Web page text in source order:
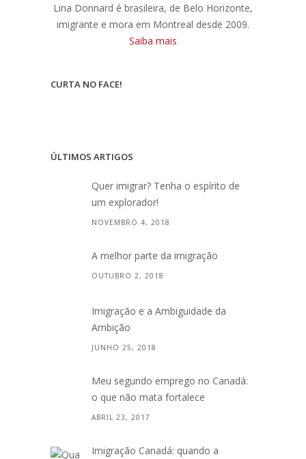
Lina Donnard é brasileira, de Belo Horizonte,
imigrante e mora em Montreal desde 2009.
Saiba mais
CURTA NO FACE!
ÚLTIMOS ARTIGOS
Quer imigrar? Tenha o espírito de
um explorador!
NOVEMBRO 4, 2018
A melhor parte da imigração
OUTUBRO 2, 2018
Imigração e a Ambiguidade da
Ambição
JUNHO 25, 2018
Meu segundo emprego no Canadá:
o que não mata fortalece
ABRIL 23, 2017
Imigração Canadá: quando a